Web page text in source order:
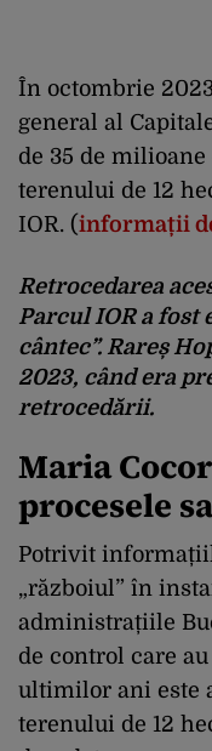
În octombrie
general al
de 35 de
terenului de 12
IOR. (informații
Retrocedarea
Parcul IOR a fost
cântec”. Rareș
2023, când era
retrocedării.
Maria
procesele
Potrivit
„războiul” în
administrațiile
de control care
ultimilor ani este
terenului de 12